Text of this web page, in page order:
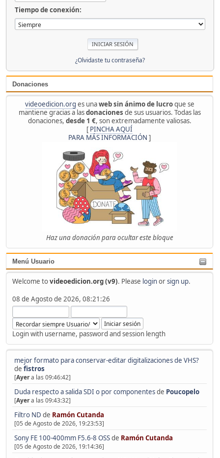
Donaciones
videoedicion.org es unaweb sin ánimo de lucroque se
mantiene gracias a lasdonaciones de sus usuarios. Todas las
donaciones, desde 1 €, son extremadamente valiosas.
[ PINCHA AQUÍ
PARA MÁS INFORMACIÓN ]
Haz una donación para ocultar este bloque
Menú Usuario
Welcome tovideoedicion.org (v9). Please loginorsign up.
08 de Agosto de 2026, 08:21:26
Login with username, password and session length
mejor formato para conservar-editar digitalizaciones de VHS?
de fistros
[Ayera las 09:46:42]
Duda respecto a salida SDI o por componentesde Poucopelo
[Ayera las 09:43:32]
Filtro ND de Ramón Cutanda
[05 de Agosto de 2026, 19:23:53]
Sony FE 100-400mm F5.6-8 OSSde Ramón Cutanda
[05 de Agosto de 2026, 19:14:36]
Tiempo de conexión:
¿Olvidaste tu contraseña?